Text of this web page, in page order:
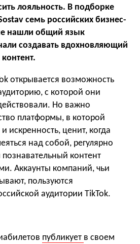
лояльность. В подборке
семь российских бизнес-
нашли общий язык
создавать вдохновляющий
открывается возможность
с которой они
Но важно
платформы, в которой
искренность, ценит, когда
над собой, регулярно
контент
Аккаунты компаний, чьи
пользуются
аудитории TikTok.
публикует в своем